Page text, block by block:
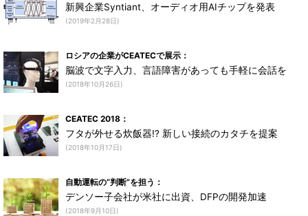
新興企業Syntiant、オーディオ用AIチップを発表
(2019年2月28日)
ロシアの企業がCEATECで展示：
脳波で文字入力、言語障害があっても手軽に会話を
(2018年10月26日)
CEATEC 2018：
フタが外せる炊飯器!? 新しい接続のカタチを提案
(2018年10月17日)
自動運転の“判断”を担う：
デンソー子会社が米社に出資、DFPの開発加速
(2018年9月10日)